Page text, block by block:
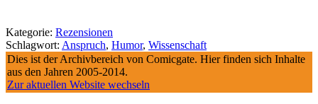
Kategorie: Rezensionen
Schlagwort: Anspruch, Humor, Wissenschaft
Dies ist der Archivbereich von Comicgate. Hier finden sich Inhalte
aus den Jahren 2005-2014.
Zur aktuellen Website wechseln